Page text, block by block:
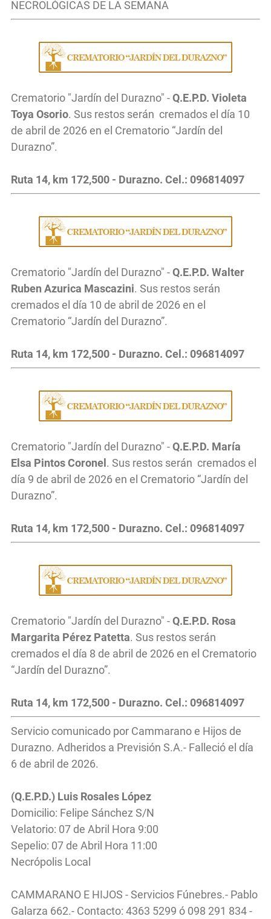
NECROLÓGICAS DE LA SEMANA
Crematorio "Jardín del Durazno" -Q.E.P.D. Violeta
Toya Osorio. Sus restos serán cremados el día 10
de abril de 2026 en el Crematorio “Jardín del
Durazno”.
Ruta 14, km 172,500 - Durazno. Cel.: 096814097
Crematorio "Jardín del Durazno" -Q.E.P.D. Walter
Ruben Azurica Mascazini. Sus restos serán
cremados el día 10 de abril de 2026 en el
Crematorio “Jardín del Durazno”.
Ruta 14, km 172,500 - Durazno. Cel.: 096814097
Crematorio "Jardín del Durazno" -Q.E.P.D. María
Elsa Pintos Coronel. Sus restos serán cremados el
día 9 de abril de 2026 en el Crematorio “Jardín del
Durazno”.
Ruta 14, km 172,500 - Durazno. Cel.: 096814097
Crematorio "Jardín del Durazno" -Q.E.P.D. Rosa
Margarita Pérez Patetta. Sus restos serán
cremados el día 8 de abril de 2026 en el Crematorio
“Jardín del Durazno”.
Ruta 14, km 172,500 - Durazno. Cel.: 096814097
Servicio comunicado por Cammarano e Hijos de
Durazno. Adheridos a Previsión S.A.- Falleció el día
6 de abril de 2026.
(Q.E.P.D.) Luis Rosales López
Domicilio: Felipe Sánchez S/N
Velatorio: 07 de Abril Hora 9:00
Sepelio: 07 de Abril Hora 11:00
Necrópolis Local
CAMMARANO E HIJOS - Servicios Fúnebres.- Pablo
Galarza 662.- Contacto: 4363 5299 ó 098 291 834 -